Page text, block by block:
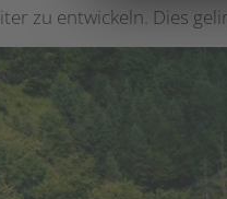
zu entwickeln. Dies